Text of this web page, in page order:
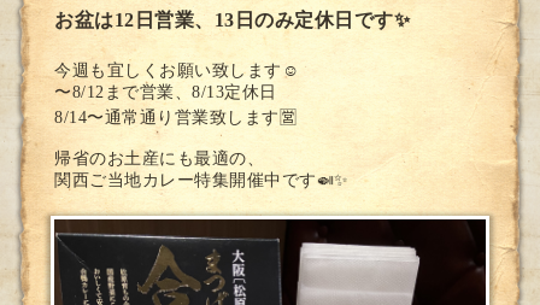
お盆は12日営業、13日のみ定休日です✨
今週も宜しくお願い致します☺️
〜8/12まで営業、8/13定休日
8/14〜通常通り営業致します🈺
帰省のお土産にも最適の、
関西ご当地カレー特集開催中です🍛✨